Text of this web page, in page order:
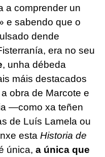
a comprender un
e sabendo que o
dende
era no seu
, unha débeda
máis destacados
obra de Marcote e
—como xa teñen
de Luís Lamela ou
esta Historia de
única, a única que